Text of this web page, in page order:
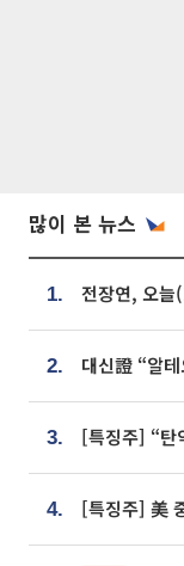
많이 본 뉴스
1.
2.
3.
4.